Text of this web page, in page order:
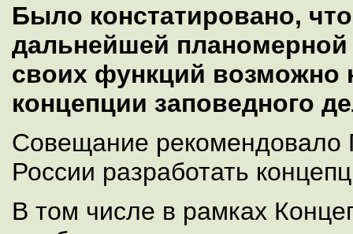
Было констатировано,
дальнейшей
своих функций возможно
концепции заповедного
Совещание рекомендовало
России разработать
В том числе в рамках